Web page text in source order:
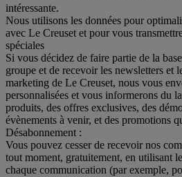
intéressante.
Nous utilisons les données pour
avec Le Creuset et pour vous
spéciales
Si vous décidez de faire partie de la
groupe et de recevoir les newsletters et
marketing de Le Creuset, nous vous
personnalisées et vous informerons du
produits, des offres exclusives, des
évènements à venir, et des promotions
Désabonnement :
Vous pouvez cesser de recevoir nos
tout moment, gratuitement, en utilisant
chaque communication (par exemple,